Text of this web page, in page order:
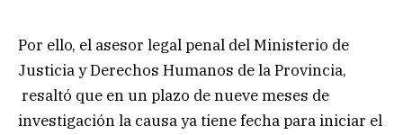
Por ello, el asesor legal penal del Ministerio de
Justicia y Derechos Humanos de la Provincia,
resaltó que en un plazo de nueve meses de
investigación la causa ya tiene fecha para iniciar el